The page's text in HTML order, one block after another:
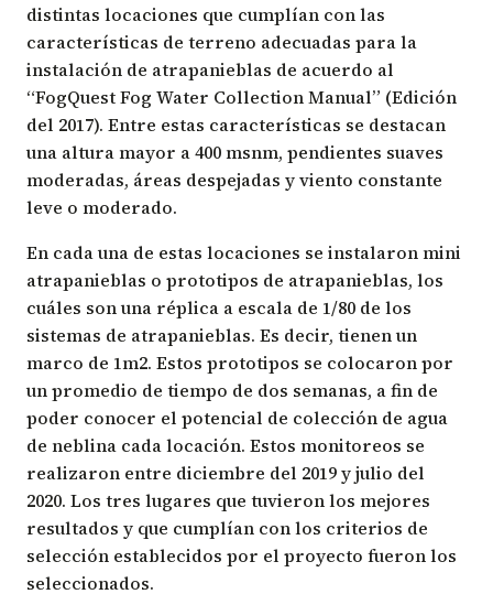
distintas locaciones que cumplían con las
características de terreno adecuadas para la
instalación de atrapanieblas de acuerdo al
“FogQuest Fog Water Collection Manual” (Edición
del 2017). Entre estas características se destacan
una altura mayor a 400 msnm, pendientes suaves
moderadas, áreas despejadas y viento constante
leve o moderado.
En cada una de estas locaciones se instalaron mini
atrapanieblas o prototipos de atrapanieblas, los
cuáles son una réplica a escala de 1/80 de los
sistemas de atrapanieblas. Es decir, tienen un
marco de 1m2. Estos prototipos se colocaron por
un promedio de tiempo de dos semanas, a fin de
poder conocer el potencial de colección de agua
de neblina cada locación. Estos monitoreos se
realizaron entre diciembre del 2019 y julio del
2020. Los tres lugares que tuvieron los mejores
resultados y que cumplían con los criterios de
selección establecidos por el proyecto fueron los
seleccionados.